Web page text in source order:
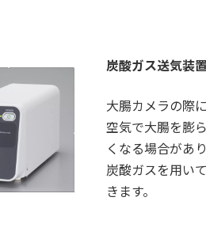
炭酸ガス送気装置
大腸カメラの際
空気で大腸を膨
くなる場合があ
炭酸ガスを用い
きます。